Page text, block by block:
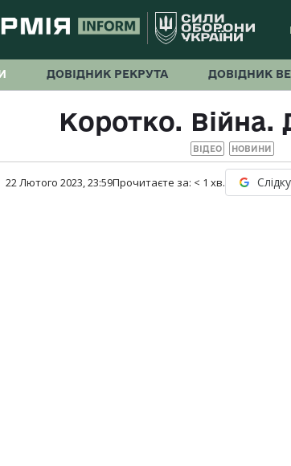
ДОВІДНИК РЕКРУТА ДОВІДНИК
Коротко. Війна.
ВІДЕО НОВИНИ
22 Лютого 2023, 23:59Прочитаєте за: < 1 хв.